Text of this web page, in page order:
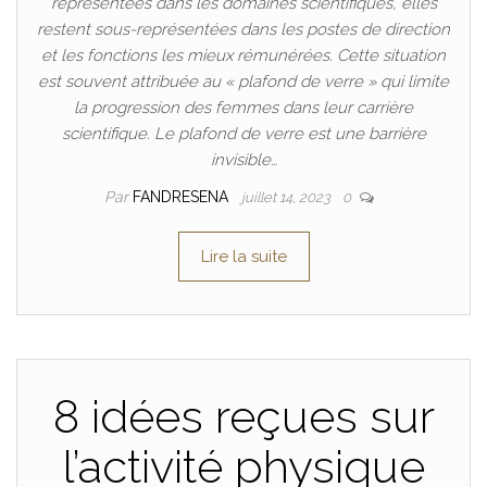
restent sous-représentées dans les postes de direction
et les fonctions les mieux rémunérées. Cette situation
est souvent attribuée au « plafond de verre » qui limite
la progression des femmes dans leur carrière
scientifique. Le plafond de verre est une barrière
invisible…
Par FANDRESENA juillet 14, 2023 0
Lire la suite
8 idées reçues sur
l’activité physique